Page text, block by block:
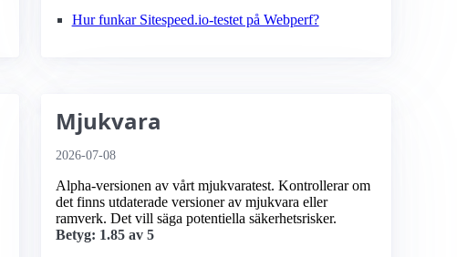
Hur funkar Sitespeed.io-testet på Webperf?
Mjukvara
2026-07-08
Alpha-versionen av vårt mjukvaratest. Kontrollerar om
det finns utdaterade versioner av mjukvara eller
ramverk. Det vill säga potentiella säkerhetsrisker.
Betyg: 1.85 av 5